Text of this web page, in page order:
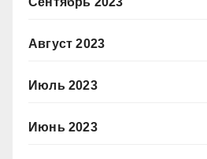
Август 2023
Июль 2023
Июнь 2023